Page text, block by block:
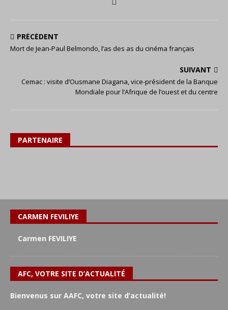
PRÉCÉDENT
Mort de Jean-Paul Belmondo, l’as des as du cinéma français
SUIVANT
Cemac : visite d’Ousmane Diagana, vice-président de la Banque
Mondiale pour l’Afrique de l’ouest et du centre
PARTENAIRE
CARMEN FEVILIYE
Carmen FEVILIYE
AFC, VOTRE SITE D’ACTUALITÉ
Bienvenus sur AAFC, votre site d’actualité!